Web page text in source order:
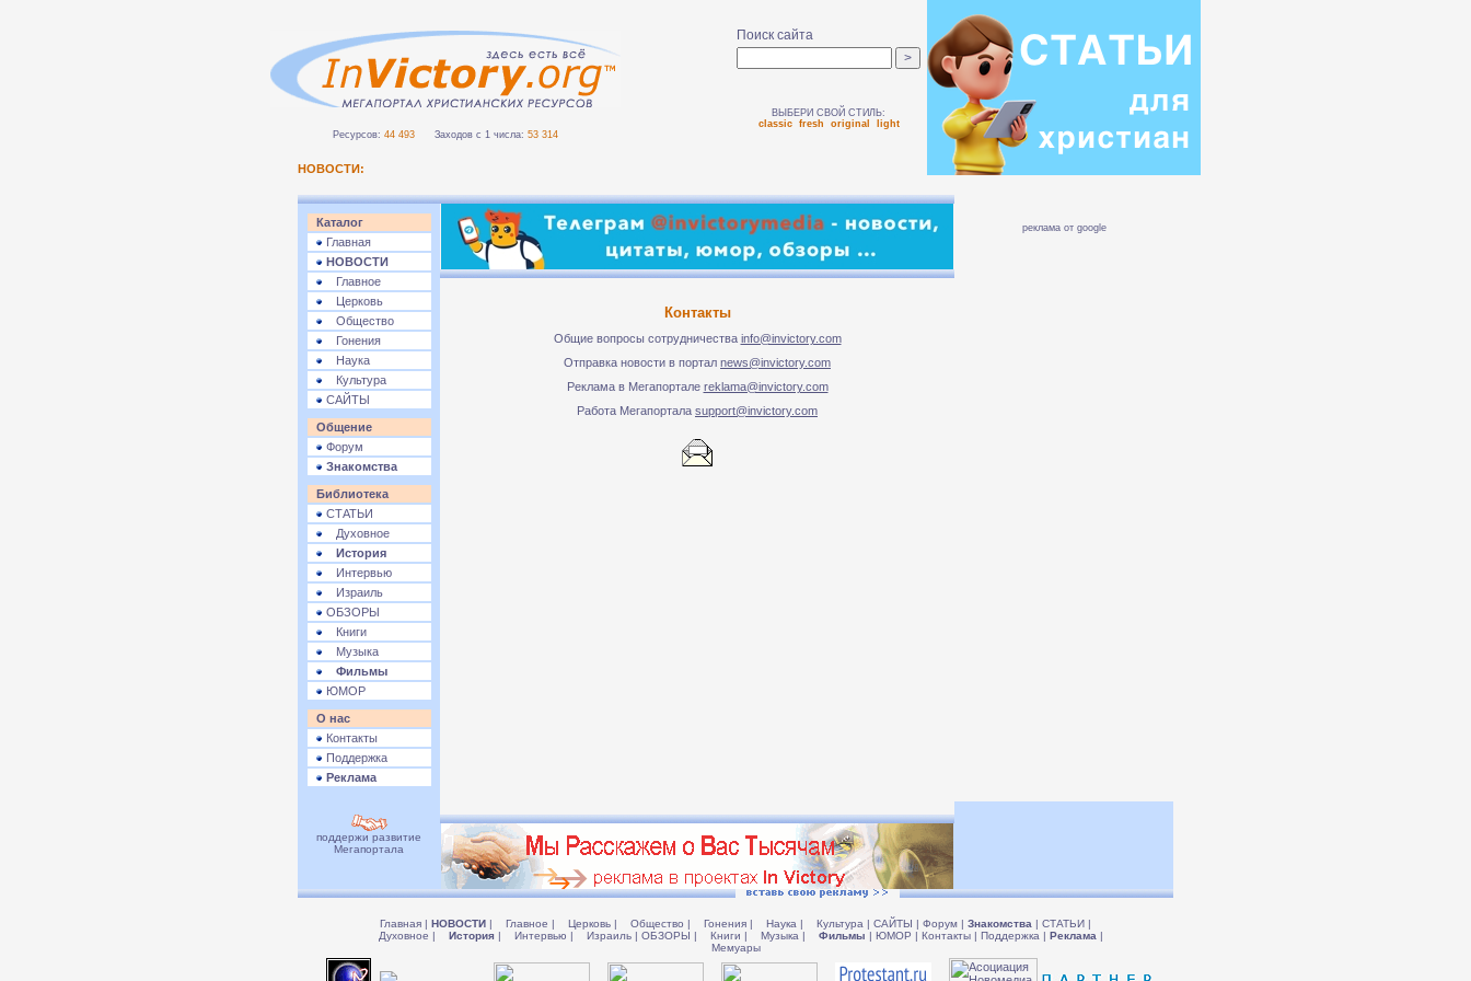
Ресурсов: 44 493 Заходов с 1 числа: 53 314
Поиск сайта
ВЫБЕРИ СВОЙ СТИЛЬ:
classic
fresh original light
НОВОСТИ:
Каталог
Главная
НОВОСТИ
Главное
Церковь
Общество
Гонения
Наука
Культура
САЙТЫ
Общение
Форум
Знакомства
Библиотека
СТАТЬИ
Духовное
История
Интервью
Израиль
ОБЗОРЫ
Книги
Музыка
Фильмы
ЮМОР
О нас
Контакты
Поддержка
Реклама
Контакты
Общие вопросы сотрудничества info@invictory.com
Отправка новости в портал news@invictory.com
Реклама в Мегапортале reklama@invictory.com
Работа Мегапортала support@invictory.com
реклама от google
поддержи развитие
Мегапортала
Главная | НОВОСТИ | Главное | Церковь | Общество | Гонения | Наука | Культура | САЙТЫ | Форум | Знакомства | СТАТЬИ |
Духовное | История | Интервью | Израиль | ОБЗОРЫ | Книги | Музыка | Фильмы | ЮМОР | Контакты | Поддержка | Реклама |
Мемуары